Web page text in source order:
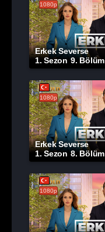
1080p
Erkek Severse
1. Sezon 9. Bölüm
1080p
Erkek Severse
1. Sezon 8. Bölüm
1080p